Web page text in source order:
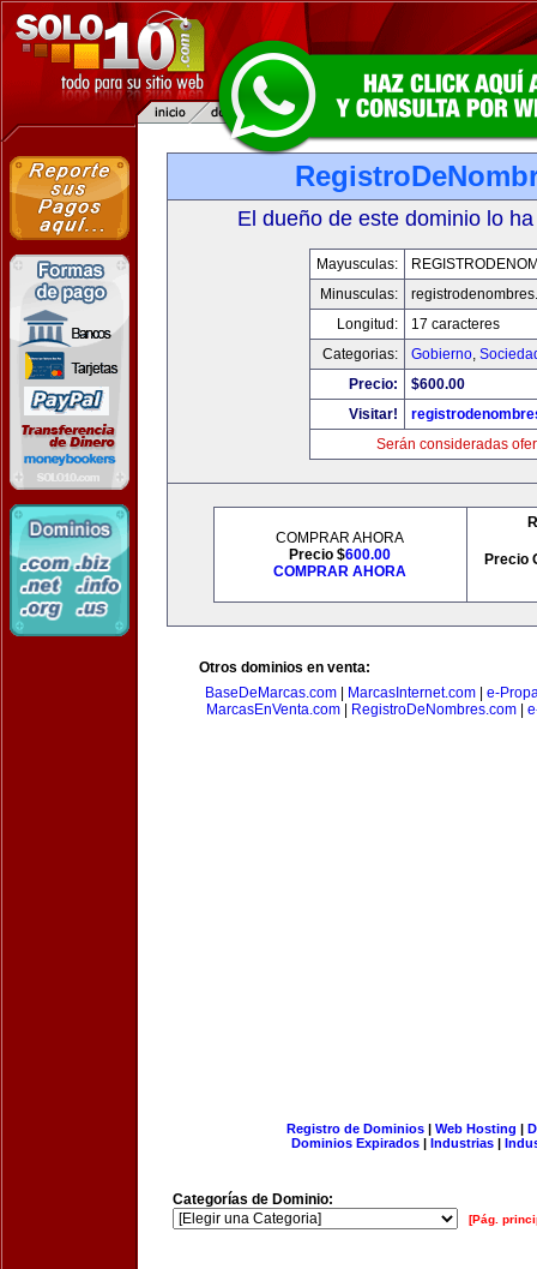
El dueño de este dominio lo
Mayusculas:
Minusculas:
Longitud:
17 caracteres
Categorias:
Gobierno,
Precio:
$600.00
Visitar!
Serán consideradas
COMPRAR AHORA
Precio $600.00
COMPRAR AHORA
Precio
Otros dominios en venta:
BaseDeMarcas.com| MarcasInternet.com| e-
MarcasEnVenta.com
RegistroDeNombres.com
Registro de Dominios| Web Hosting |
Dominios Expirados | Industrias |
Categorías de Dominio:
[Pág.